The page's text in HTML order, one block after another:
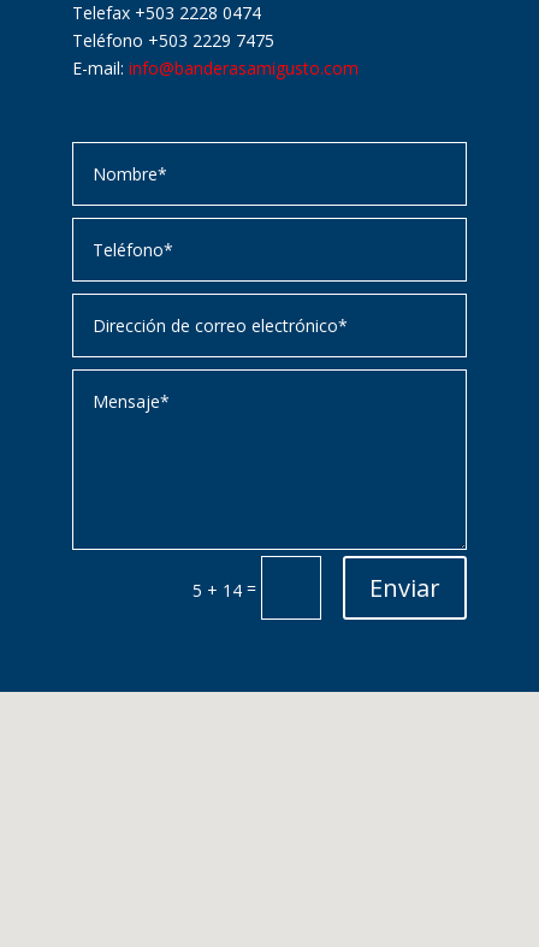
Telefax +503 2228 0474
Teléfono +503 2229 7475
E-mail: info@banderasamigusto.com
5 + 14 = Enviar